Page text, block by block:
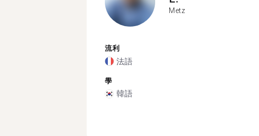
Metz
流利
法語
學
韓語